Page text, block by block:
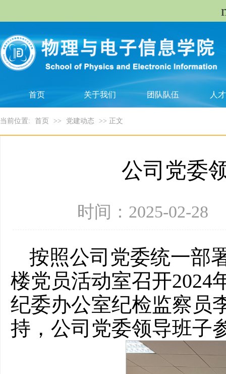
首页 关于我们 团队队伍 人
当前位置: 首页 >> 党建动态 >> 正文
公司党委
时间：2025-02-
按照公司党委统一部
楼党员活动室召开2024
纪委办公室纪检监察员
持，公司党委领导班子